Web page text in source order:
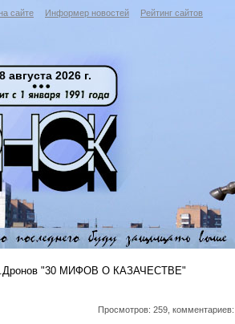
сайте Информер новостей Рейтинг сайтов
8 августа 2026 г.
"30 МИФОВ О КАЗАЧЕСТВЕ"
Просмотров: 259,